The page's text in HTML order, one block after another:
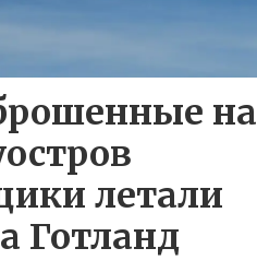
на
летали
Готланд